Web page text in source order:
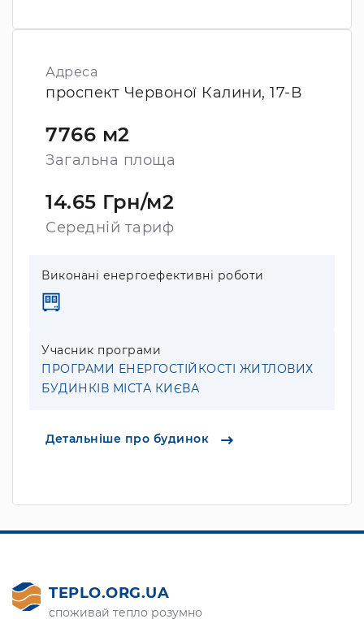
Адреса
проспект Червоної Калини, 17-В
7766 м2
Загальна площа
14.65 Грн/м2
Середній тариф
Виконані енергоефективні роботи
Учасник програми
ПРОГРАМИ ЕНЕРГОСТІЙКОСТІ ЖИТЛОВИХ
БУДИНКІВ МІСТА КИЄВА
Детальніше про будинок
TEPLO.ORG.UA
споживай тепло розумно